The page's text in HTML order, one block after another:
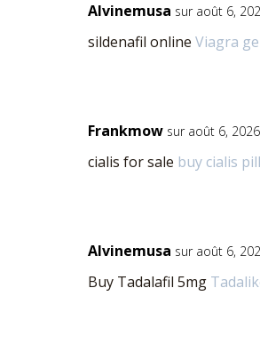
Alvinemusa sur août 6,
sildenafil onlineViagra
Frankmow sur août 6,
cialis for sale buy cialis pill
Alvinemusa sur août 6,
Buy Tadalafil 5mg